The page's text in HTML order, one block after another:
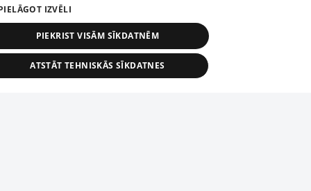
IZVĒLI
PIEKRIST VISĀM SĪKDATNĒM
ATSTĀT TEHNISKĀS SĪKDATNES